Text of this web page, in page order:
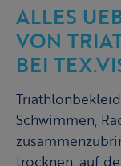
ALLES
VON
BEI
Schwimmen,
trocknen, auf